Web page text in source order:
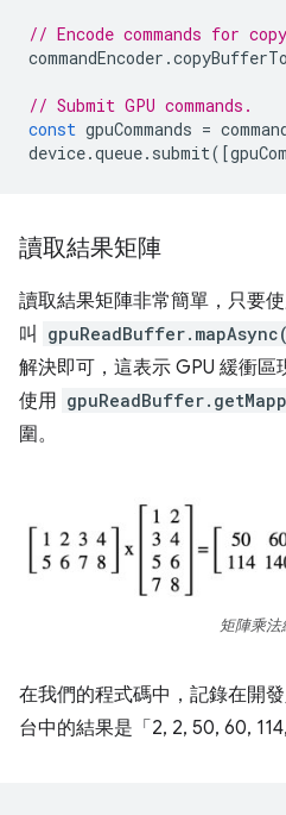
// Encode commands for
commandEncoder .
// Submit GPU commands.
const gpuCommands =
device.queue. submit([
讀取結果矩陣
讀取結果矩陣非常簡單，只要
叫
解決即可，這表示 GPU 緩衝
使用
圍。
矩陣乘法
在我們的程式碼中，記錄在開
台中的結果是「2, 2, 50, 60, 114,